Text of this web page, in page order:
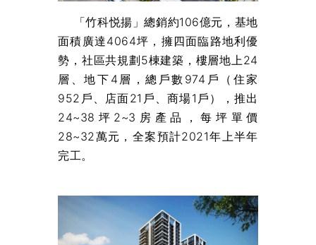
「竹科悦揚」總銷約106億元，基地
面積廣達4064坪，擁四面臨路地利優
勢，社區共規劃5棟建築，樓層地上24
層、地下4層，總戶數974戶（住家
952戶、店面21戶、商場1戶），推出
24~38坪2~3房產品，每坪單價
28~32萬元，全案預計2021年上半年
完工。